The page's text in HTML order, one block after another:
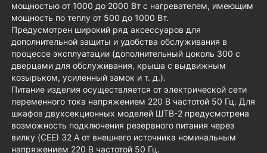
мощностью от 1000 до 2000 Вт с нагревателем, имеющим
мощность по теплу от 500 до 1000 Вт.
Предусмотрен широкий ряд аксессуаров для
дополнительной защиты и удобства обслуживания в
процессе эксплуатации (дополнительный цоколь 300 с
дверцами для обслуживания, крыша с выдвижным
козырьком, усиленный замок и т. д.).
Питание изделия осуществляется от электрической сети
переменного тока напряжением 220 В частотой 50 Гц. Для
шкафов двухсекционных моделей ШТВ-2 предусмотрена
возможность подключения резервного питания через
вилку (CEE) 32 А от внешнего источника номинальным
напряжением 220 В частотой 50 Гц.